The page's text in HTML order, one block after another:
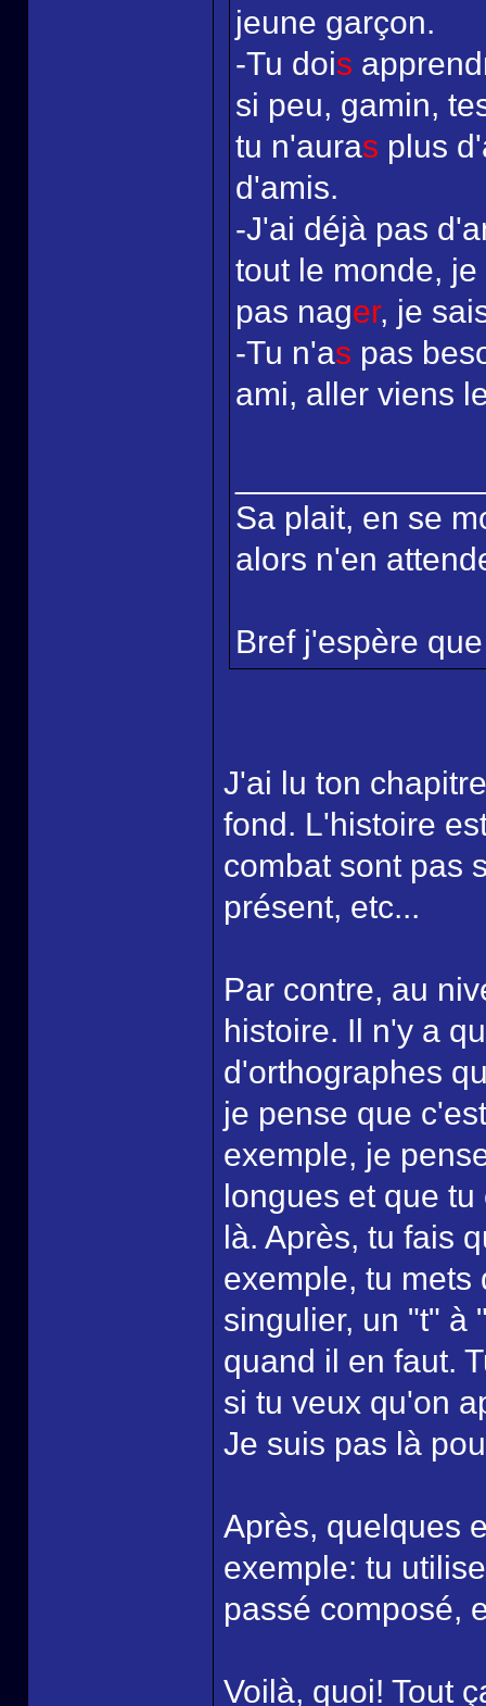
jeune garçon.
-Tu dois
si peu, gamin,
tu n'auras plus
d'amis.
-J'ai déjà pas
tout le monde,
pas nager, je
-Tu n'as pas
ami, aller viens
Sa plait, en se
alors n'en
Bref j'espère
J'ai lu ton
fond. L'histoire
combat sont pas
présent, etc...
Par contre, au
histoire. Il n'y a
d'orthographes
je pense que
exemple, je
longues et que
là. Après, tu fais
exemple, tu mets
singulier, un "t" à
quand il en faut.
si tu veux qu'on
Je suis pas là
Après, quelques
exemple: tu
passé composé,
Voilà, quoi! Tout